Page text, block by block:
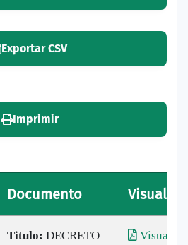
Exportar CSV
Imprimir
Documento
Titulo: DECRETO